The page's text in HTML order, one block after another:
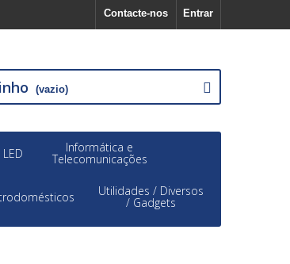
Entrar
Contacte-nos
(vazio)
Informática e
Telecomunicações
Utilidades / Diversos
/ Gadgets